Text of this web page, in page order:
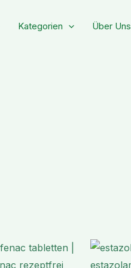
Kategorien Über Uns
Preisspanne:
€ 158,96
bis